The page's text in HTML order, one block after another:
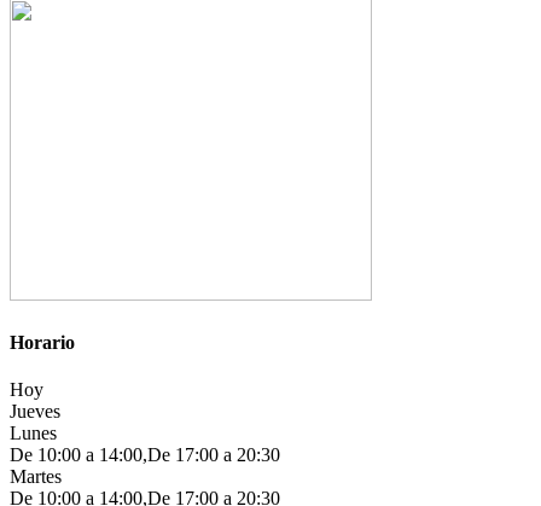
Horario
Hoy
Jueves
Lunes
De 10:00 a 14:00,De 17:00 a 20:30
Martes
De 10:00 a 14:00,De 17:00 a 20:30